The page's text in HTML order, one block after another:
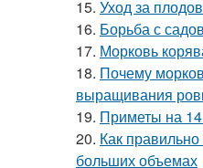
15. Уход за
16. Борьба с
17. Морковь
18. Почему
выращивания
19. Приметы на
20. Как
больших объемах